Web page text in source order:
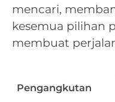
mencari,
kesemua pilihan
membuat
Pengangkutan